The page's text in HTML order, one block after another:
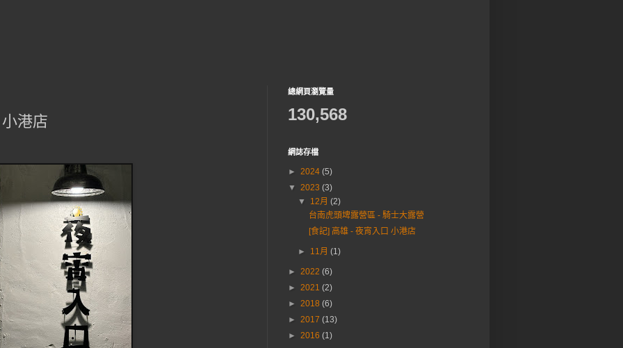
港店
總網頁瀏覽量
130,568
網誌存檔
► 2024 (5)
▼ 2023 (3)
▼ 12月(2)
台南虎頭埤露營區 - 騎士大露營
[食記] 高雄 - 夜宵入口 小港店
► 11月(1)
► 2022 (6)
► 2021 (2)
► 2018 (6)
► 2017 (13)
► 2016 (1)